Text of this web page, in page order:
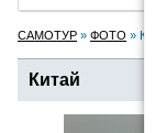
САМОТУР » ФОТО » Китай
Китай